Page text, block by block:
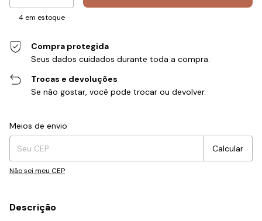
4em estoque
Compra protegida
Seus dados cuidados durante toda a compra.
Trocas e devoluções
Se não gostar, você pode trocar ou devolver.
Entregas para o CEP:
Meios de envio
Calcular
Não sei meu CEP
Descrição